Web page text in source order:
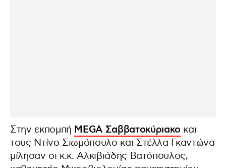
Στην εκπομπή MEGA Σαββατοκύριακο και
τους Ντίνο Σιωμόπουλο και Στέλλα Γκαντώνα
μίλησαν οι κ.κ. Αλκιβιάδης Βατόπουλος,